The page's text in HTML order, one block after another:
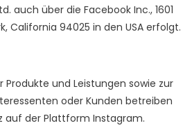
auch über die Facebook Inc., 1601
California 94025 in den USA erfolgt.
Produkte und Leistungen sowie zur
oder Kunden betreiben
auf der Plattform Instagram.